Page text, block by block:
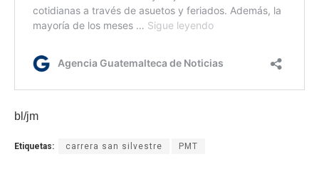
bl/jm
Etiquetas: carrera san silvestre PMT